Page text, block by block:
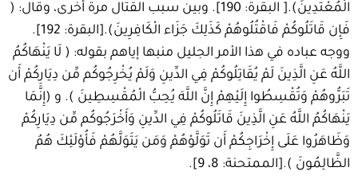
الْمُعْتَدِينَ).[ البقرة: 190]. وبين سبب القتال مرة أخرى، وقال: (
فَإِن قَاتَلُوكُمْ فَاقْتُلُوهُمْ كَذَلِكَ جَزَاء الْكَافِرِينَ).[البقرة: 192].
ووجه عباده في هذا الأمر الجليل منبها إياهم بقوله: ( لَا يَنْهَاكُمُ
اللَّهُ عَنِ الَّذِينَ لَمْ يُقَاتِلُوكُمْ فِي الدِّينِ وَلَمْ يُخْرِجُوكُم مِّن دِيَارِكُمْ أَن
تَبَرُّوهُمْ وَتُقْسِطُوا إِلَيْهِمْ إِنَّ اللَّهَ يُحِبُّ الْمُقْسِطِينَ ). و (إِنَّمَا
يَنْهَاكُمُ اللَّهُ عَنِ الَّذِينَ قَاتَلُوكُمْ فِي الدِّينِ وَأَخْرَجُوكُم مِّن دِيَارِكُمْ
وَظَاهَرُوا عَلَى إِخْرَاجِكُمْ أَن تَوَلَّوْهُمْ وَمَن يَتَوَلَّهُمْ فَأُوْلَئِكَ هُمُ
الظَّالِمُونَ ).[الممتحنة: 8، 9].